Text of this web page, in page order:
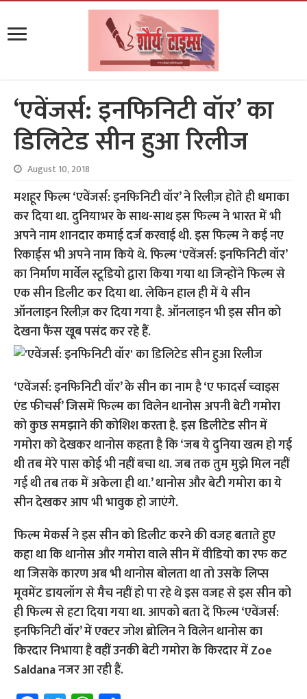
‘एवेंजर्स: इनफिनिटी वॉर’ का
डिलिटेड सीन हुआ रिलीज
August 10, 2018
मशहूर फिल्म ‘एवेंजर्स: इनफिनिटी वॉर’ ने रिलीज़ होते ही धमाका
कर दिया था. दुनियाभर के साथ-साथ इस फिल्म ने भारत में भी
अपने नाम शानदार कमाई दर्ज करवाई थी. इस फिल्म ने कई नए
रिकार्ड्स भी अपने नाम किये थे. फिल्म ‘एवेंजर्स: इनफिनिटी वॉर’
का निर्माण मार्वेल स्टूडियो द्वारा किया गया था जिन्होंने फिल्म से
एक सीन डिलीट कर दिया था. लेकिन हाल ही में ये सीन
ऑनलाइन रिलीज़ कर दिया गया है. ऑनलाइन भी इस सीन को
देखना फैंस खूब पसंद कर रहे हैं.
‘एवेंजर्स: इनफिनिटी वॉर’ के सीन का नाम है ‘ए फादर्स च्वाइस
एंड फीचर्स’ जिसमें फिल्म का विलेन थानोस अपनी बेटी गमोरा
को कुछ समझाने की कोशिश करता है. इस डिलीटेड सीन में
गमोरा को देखकर थानोस कहता है कि ‘जब ये दुनिया खत्म हो गई
थी तब मेरे पास कोई भी नहीं बचा था. जब तक तुम मुझे मिल नहीं
गई थी तब तक में अकेला ही था.’ थानोस और बेटी गमोरा का ये
सीन देखकर आप भी भावुक हो जाएंगे.
फिल्म मेकर्स ने इस सीन को डिलीट करने की वजह बताते हुए
कहा था कि थानोस और गमोरा वाले सीन में वीडियो का रफ कट
था जिसके कारण अब भी थानोस बोलता था तो उसके लिप्स
मूवमेंट डायलॉग से मैच नहीं हो पा रहे थे इस वजह से इस सीन को
ही फिल्म से हटा दिया गया था. आपको बता दें फिल्म ‘एवेंजर्स:
इनफिनिटी वॉर’ में एक्टर जोश ब्रोलिन ने विलेन थानोस का
किरदार निभाया है वहीं उनकी बेटी गमोरा के किरदार में Zoe
Saldana नजर आ रही हैं.